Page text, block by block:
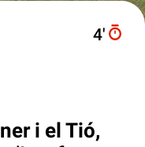
4′
i el Tió,